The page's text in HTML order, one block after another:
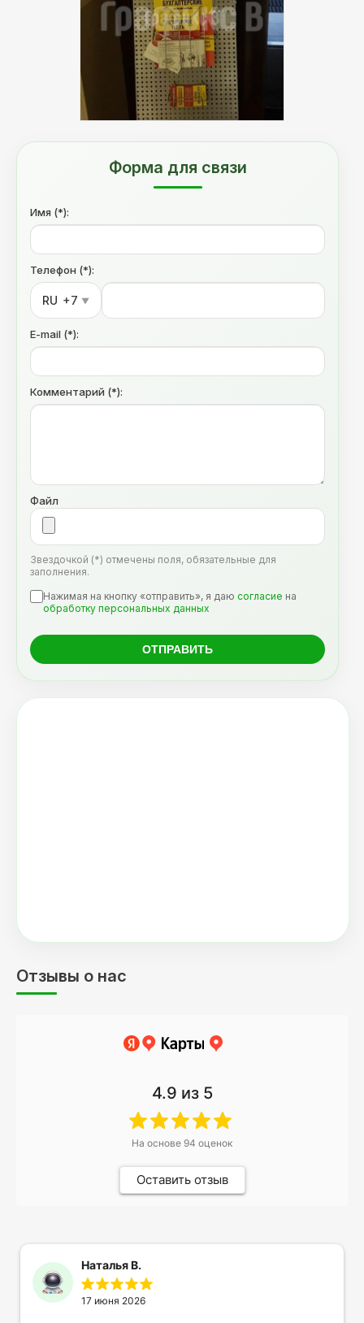
Форма для связи
Имя (*):
Телефон (*):
RU +7 ▼
E-mail (*):
Комментарий (*):
Файл
Звездочкой (*) отмечены поля, обязательные для
заполнения.
Нажимая на кнопку «отправить», я даю согласие на
обработку персональных данных
Отзывы о нас
4.9 из 5
На основе 94 оценок
Оставить отзыв
Наталья В.
17 июня 2026